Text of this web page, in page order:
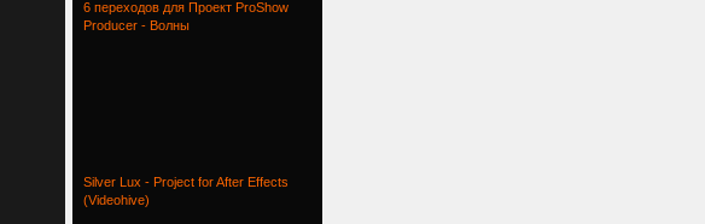
6 переходов для Проект ProShow
Producer - Волны
Silver Lux - Project for After Effects
(Videohive)